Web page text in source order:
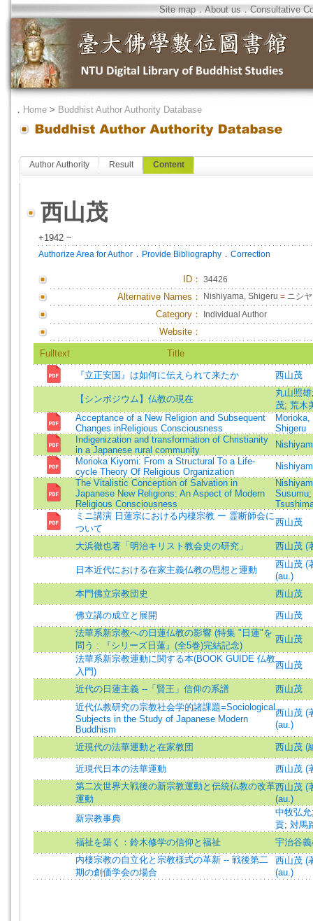
Site map．About us．Consultative
． Home > Buddhist Author Authority Database
Author Authority Result Content
西山茂
+1942 ~
Authorize Area for Author ． Provide Bibliography ． Correction
ID ： 34426
Alternative Names： Nishiyama, Shigeru = ニシ
Category： Individual Author
Website：
Fulltext Title
『立正安国』は如何に伝えられて来たか 西山茂
【シンポジウム】仏教の現在
丸山照雄
茂; 荒木
Acceptance of a New Religion and Subsequent
Changes inReligious Consciousness
Shigeru
Indigenization and transformation of Christianity
in a Japanese rural community
Morioka Kiyomi: From a Structural To a Life-
cycle Theory Of Religious Organization
The Vitalistic Conception of Salvation in
Japanese New Religions: An Aspect of Modern
Religious Consciousness
Susumu
ミニ講演 日蓮宗における内棲宗教 ー 霊断師会に
ついて
西山茂
大浜徹也著「明治キリスト教会史の研究」 西山茂 (
日本近代における在家主義仏教の思想と運動
西山茂 (
(au.)
本門佛立宗教団史
西山茂
佛立講の成立と展開
西山茂
法華系新宗教への日蓮仏教の影響 (特集 "日蓮"を
問う : 『シリーズ日蓮』(全5巻)完結記念)
西山茂
法華系新宗教運動に関する本(BOOK GUIDE 仏教
入門)
西山茂
近代の日蓮主義 --「賢王」信仰の系譜
西山茂
近代仏教研究の宗教社会学的諸課題=Sociological
Subjects in the Study of Japanese Modern
Buddhism
西山茂 (
(au.)
近現代の法華運動と在家教団 西山茂 (
近現代日本の法華運動
西山茂 (
第二次世界大戦後の新宗教運動と伝統仏教の改革
運動
西山茂 (
(au.)
新宗教事典
中牧弘允
貢; 対馬
福祉を築く：鈴木修学の信仰と福祉
宇治谷
内棲宗教の自立化と宗教様式の革新 -- 戦後第二
期の創価学会の場合
西山茂 (
(au.)